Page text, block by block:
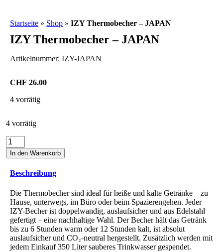
Startseite » Shop »IZY Thermobecher – JAPAN
IZY Thermobecher – JAPAN
Artikelnummer:IZY-JAPAN
CHF 26.00
4 vorrätig
4 vorrätig
IZY
Thermobecher
-
Menge
In den Warenkorb
Beschreibung
Die Thermobecher sind ideal für heiße und kalte Getränke – zu
Hause, unterwegs, im Büro oder beim Spazierengehen. Jeder
IZY-Becher ist doppelwandig, auslaufsicher und aus Edelstahl
gefertigt – eine nachhaltige Wahl. Der Becher hält das Getränk
bis zu 6 Stunden warm oder 12 Stunden kalt, ist absolut
auslaufsicher und CO₂-neutral hergestellt. Zusätzlich werden mit
jedem Einkauf 350 Liter sauberes Trinkwasser gespendet.